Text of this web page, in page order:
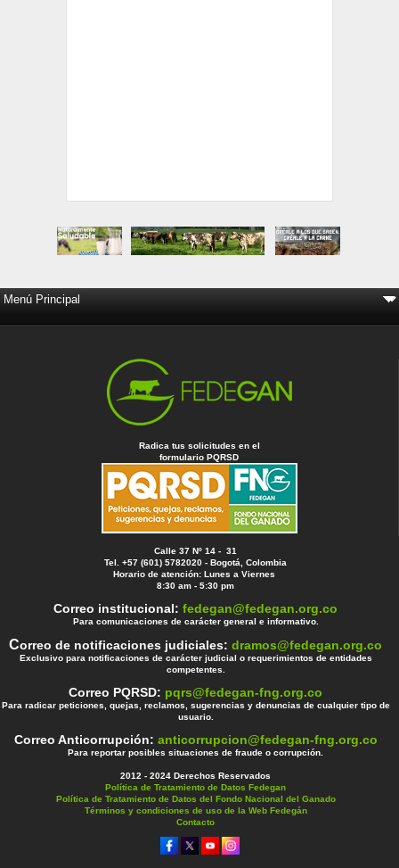
Radica tus solicitudes en el
formulario PQRSD
Calle 37 Nº 14 - 31
Tel. +57 (601) 5782020 - Bogotá, Colombia
Horario de atención: Lunes a Viernes
8:30 am - 5:30 pm
Correo institucional:fedegan@fedegan.org.co
Para comunicaciones de carácter general e informativo.
Correo de notificaciones judiciales:dramos@fedegan.org.co
Exclusivo para notificaciones de carácter judicial o requerimientos de entidades
competentes.
Correo PQRSD: pqrs@fedegan-fng.org.co
Para radicar peticiones, quejas, reclamos, sugerencias y denuncias de cualquier tipo de
usuario.
Correo Anticorrupción: anticorrupcion@fedegan-fng.org.co
Para reportar posibles situaciones de fraude o corrupción.
2012 - 2024 Derechos Reservados
Política de Tratamiento de Datos Fedegan
Política de Tratamiento de Datos del Fondo Nacional del Ganado
Términos y condiciones de uso de la Web Fedegán
Contacto